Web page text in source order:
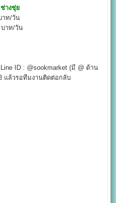
างชุ่ย
าท/วัน
บาท/วัน
ID : @sookmarket (มี @ ด้าน
แล้วรอทีมงานติดต่อกลับ